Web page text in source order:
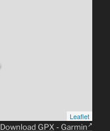
Leaflet
Download GPX - Garmin